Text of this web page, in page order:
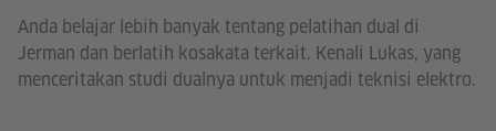
Anda belajar lebih banyak tentang pelatihan dual di
Jerman dan berlatih kosakata terkait. Kenali Lukas, yang
menceritakan studi dualnya untuk menjadi teknisi elektro.